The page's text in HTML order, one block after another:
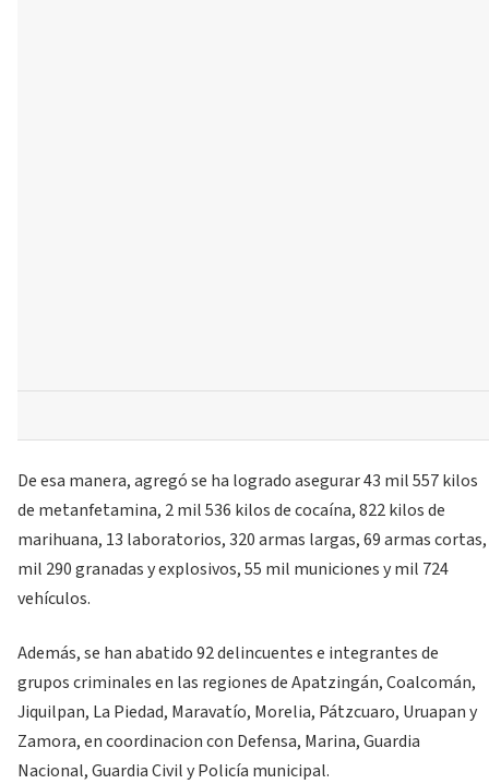
De esa manera, agregó se ha logrado asegurar 43 mil 557 kilos
de metanfetamina, 2 mil 536 kilos de cocaína, 822 kilos de
marihuana, 13 laboratorios, 320 armas largas, 69 armas cortas,
mil 290 granadas y explosivos, 55 mil municiones y mil 724
vehículos.
Además, se han abatido 92 delincuentes e integrantes de
grupos criminales en las regiones de Apatzingán, Coalcomán,
Jiquilpan, La Piedad, Maravatío, Morelia, Pátzcuaro, Uruapan y
Zamora, en coordinacion con Defensa, Marina, Guardia
Nacional, Guardia Civil y Policía municipal.